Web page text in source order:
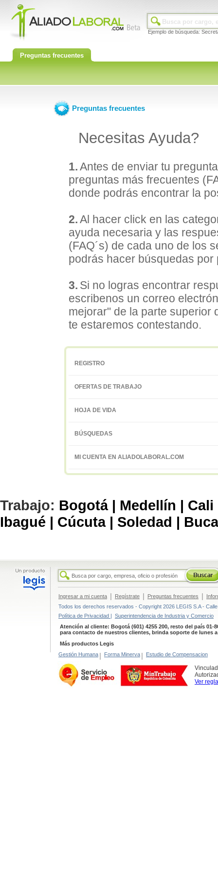
Ejemplo de búsqueda:
Preguntas frecuentes
Preguntas frecuentes
Necesitas Ayuda?
1.Antes de enviar tu
preguntas más frecuentes
donde podrás encontrar la
2.Al hacer click en las
ayuda necesaria y las
(FAQ´s) de cada uno de los
podrás hacer búsquedas por
3. Si no logras encontrar
escribenos un correo
mejorar" de la parte superior
te estaremos contestando.
REGISTRO
OFERTAS DE TRABAJO
HOJA DE VIDA
BÚSQUEDAS
MI CUENTA EN ALIADOLABORAL.COM
Trabajo: Bogotá | Medellín | Cali
Ibagué | Cúcuta | Soledad |
Ingresar a mi cuenta | Regístrate | Preguntas frecuentes |
Todos los derechos reservados - Copyright 2026 LEGIS S.A -
Política de Privacidad | Superintendencia de Industria y Comercio
Atención al cliente: Bogotá (601) 4255 200, resto del país 01-
para contacto de nuestros clientes, brinda soporte de lunes
Más productos Legis
Gestión Humana | Forma Minerva | Estudio de Compensacion
Ver